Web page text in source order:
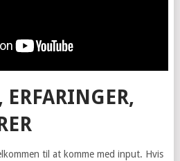
til at komme med input. Hvis